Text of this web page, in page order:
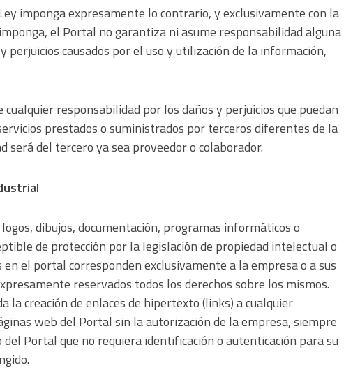
imponga expresamente lo contrario, y exclusivamente con la
el Portal no garantiza ni asume responsabilidad alguna
perjuicios causados por el uso y utilización de la información,
responsabilidad por los daños y perjuicios que puedan
prestados o suministrados por terceros diferentes de la
será del tercero ya sea proveedor o colaborador.
dibujos, documentación, programas informáticos o
de protección por la legislación de propiedad intelectual o
el portal corresponden exclusivamente a la empresa o a sus
reservados todos los derechos sobre los mismos.
la creación de enlaces de hipertexto (links) a cualquier
web del Portal sin la autorización de la empresa, siempre
del Portal que no requiera identificación o autenticación para su